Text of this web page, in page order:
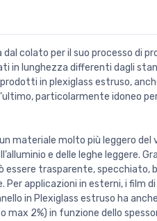
colato per il suo processo di
in lunghezza differenti dagli
in plexiglass estruso,
particolarmente idoneo
materiale molto più leggero
e delle leghe leggere.
trasparente, specchiato,
applicazioni in esterni, i film
in Plexiglass estruso ha
2%) in funzione dello